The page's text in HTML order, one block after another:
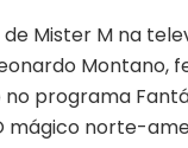
Mister M na
Montano,
programa
mágico norte-